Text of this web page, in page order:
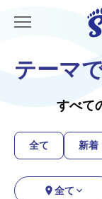
テーマ
すべて
全て 新着
全て